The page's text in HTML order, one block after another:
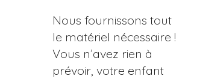
Nous fournissons tout
le matériel nécessaire !
Vous n’avez rien à
prévoir, votre enfant